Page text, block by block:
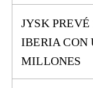
JYSK
IBERIA CON
MILLONES